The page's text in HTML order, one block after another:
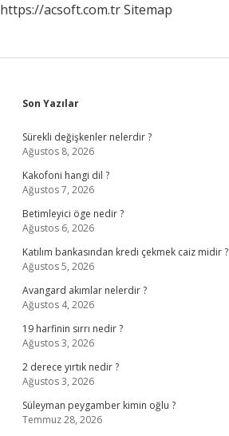
https://acsoft.com.trSitemap
Sidebar
Son Yazılar
Sürekli değişkenler nelerdir ?
Ağustos 8, 2026
Kakofoni hangi dil ?
Ağustos 7, 2026
Betimleyici öge nedir ?
Ağustos 6, 2026
Katılım bankasından kredi çekmek caiz midir ?
Ağustos 5, 2026
Avangard akımlar nelerdir ?
Ağustos 4, 2026
19 harfinin sırrı nedir ?
Ağustos 3, 2026
2 derece yırtık nedir ?
Ağustos 3, 2026
Süleyman peygamber kimin oğlu ?
Temmuz 28, 2026